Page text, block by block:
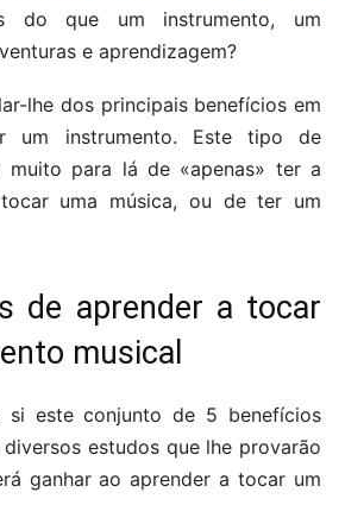
do que um instrumento, um
e aprendizagem?
lhe dos principais benefícios em
um instrumento. Este tipo de
muito para lá de «apenas» ter a
uma música, ou de ter um
de aprender a tocar
musical
si este conjunto de 5 benefícios
estudos que lhe provarão
ganhar ao aprender a tocar um